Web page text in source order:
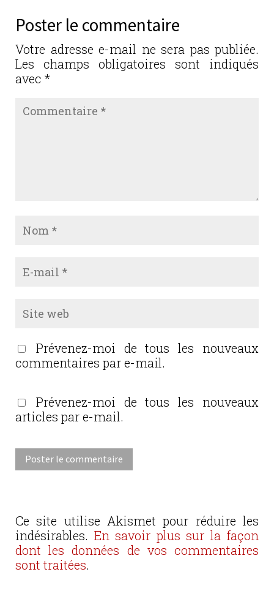
b
o
o
k
r
n
er
Poster le commentaire
Votre adresse e-mail ne sera pas publiée.
Les champs obligatoires sont indiqués
avec *
Prévenez-moi de tous les nouveaux
commentaires par e-mail.
Prévenez-moi de tous les nouveaux
articles par e-mail.
Ce site utilise Akismet pour réduire les
indésirables. En savoir plus sur la façon
dont les données de vos commentaires
sont traitées.